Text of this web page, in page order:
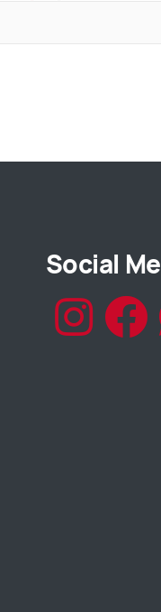
Social